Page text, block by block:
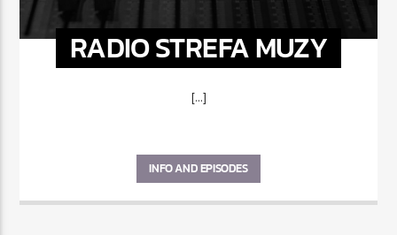
RADIO STREFA MUZY
[...]
INFO AND EPISODES